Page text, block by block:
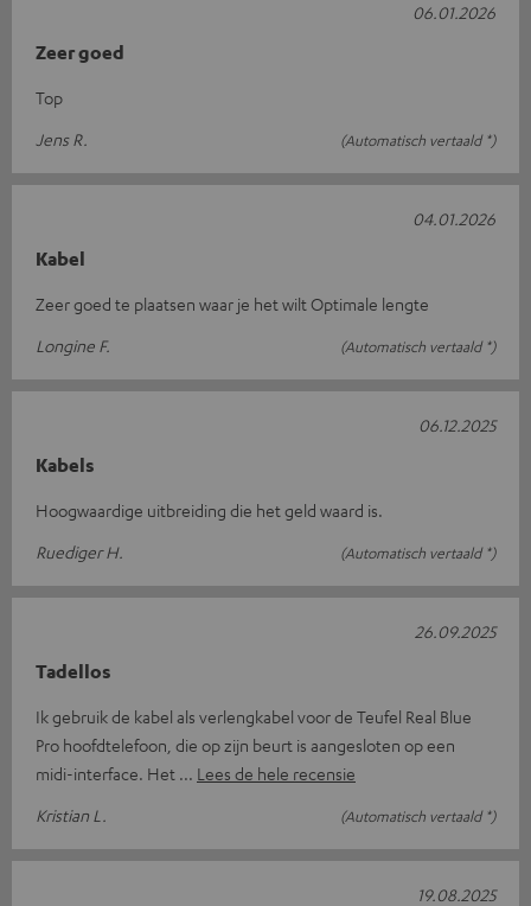
Zeer goed
Top
Jens R.
(Automatisch vertaald *)
06.01.2026
Kabel
Zeer goed te plaatsen waar je het wilt Optimale lengte
Longine F.
(Automatisch vertaald *)
04.01.2026
Kabels
Hoogwaardige uitbreiding die het geld waard is.
Ruediger H.
(Automatisch vertaald *)
06.12.2025
Tadellos
Ik gebruik de kabel als verlengkabel voor de Teufel Real Blue
Pro hoofdtelefoon, die op zijn beurt is aangesloten op een
midi-interface. Het
Lees de hele recensie
Kristian L.
(Automatisch vertaald *)
26.09.2025
19.08.2025